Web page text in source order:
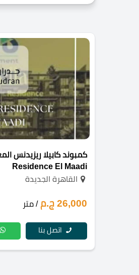
Residence El Maadi
القاهرة الجديدة
26,000 ج.م / متر
اتصل بنا